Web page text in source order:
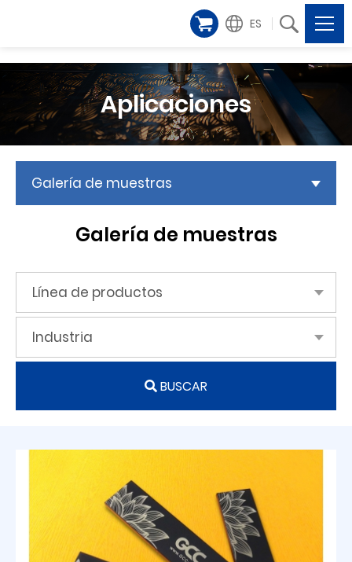
ES
Aplicaciones
Galería de muestras
Galería de muestras
Línea de productos
Industria
BUSCAR